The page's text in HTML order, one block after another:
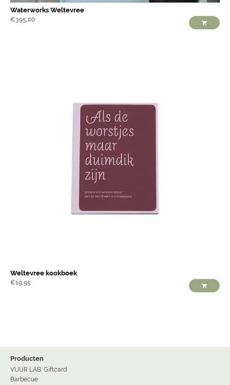
Waterworks Weltevree
€395,00
Weltevree kookboek
€19,95
Producten
VUUR LAB. Giftcard
Barbecue